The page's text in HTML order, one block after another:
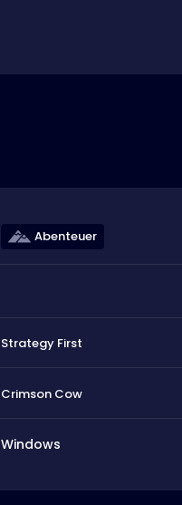
Abenteuer
Strategy First
Crimson Cow
Windows